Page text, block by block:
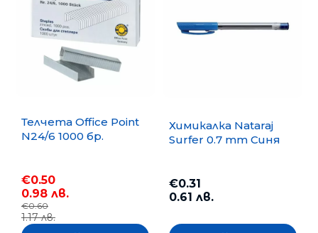
Телчета Office Point
N24/6 1000 бр.
€0.50
0.98 лв.
€0.60
1.17 лв.
Химикалка Nataraj
Surfer 0.7 mm Синя
€0.31
0.61 лв.